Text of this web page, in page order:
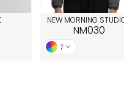
NEW MORNING
NM030
7